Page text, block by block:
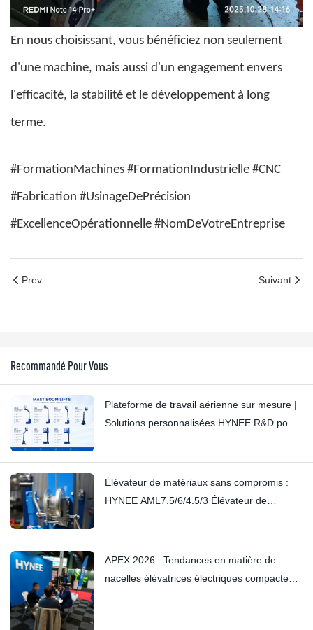
En nous choisissant, vous bénéficiez non seulement
d'une machine, mais aussi d'un engagement envers
l'efficacité, la stabilité et le développement à long
terme.
#FormationMachines #FormationIndustrielle #CNC
#Fabrication #UsinageDePrécision
#ExcellenceOpérationnelle #NomDeVotreEntreprise
Prev Suivant
Recommandé Pour Vous
Plateforme de travail aérienne sur mesure |
Solutions personnalisées HYNEE R&D pour
Élévateur de matériaux sans compromis :
HYNEE AML7.5/6/4.5/3 Élévateur de
artisanal
APEX 2026 : Tendances en matière de
nacelles élévatrices électriques compactes